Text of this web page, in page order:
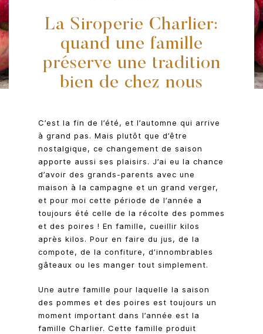
La Siroperie Charlier:
quand une famille
préserve une tradition
bien de chez nous
C’est la fin de l’été, et l’automne qui arrive
à grand pas. Mais plutôt que d’être
nostalgique, ce changement de saison
apporte aussi ses plaisirs. J’ai eu la chance
d’avoir des grands-parents avec une
maison à la campagne et un grand verger,
et pour moi cette période de l’année a
toujours été celle de la récolte des pommes
et des poires ! En famille, cueillir kilos
après kilos. Pour en faire du jus, de la
compote, de la confiture, d’innombrables
gâteaux ou les manger tout simplement.
Une autre famille pour laquelle la saison
des pommes et des poires est toujours un
moment important dans l’année est la
famille Charlier. Cette famille produit